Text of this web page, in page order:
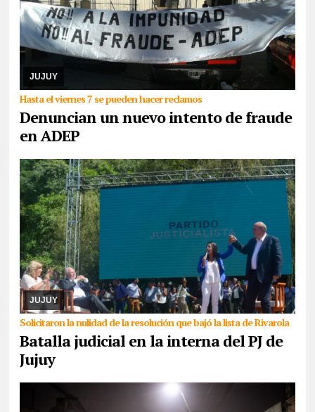
JUJUY
Hasta el viernes 7 se pueden hacer reclamos
Denuncian un nuevo intento de fraude
en ADEP
06/08/2026 De cara a las elecciones nacionales de CTERA del 2
de septiembre, integrante de la lista Multicolor sostuvo que hace
días que la Junta Electoral no s ...
JUJUY
Solicitaron la nulidad de la resolución que bajó la lista de Rivarola
Batalla judicial en la interna del PJ de
Jujuy
05/08/2026
Cuando ya parecía que la senadora nacional
Carolina Moisés se haría del control del PJ en Jujuy, la lista que
había sido dejada fuera de la contienda ...